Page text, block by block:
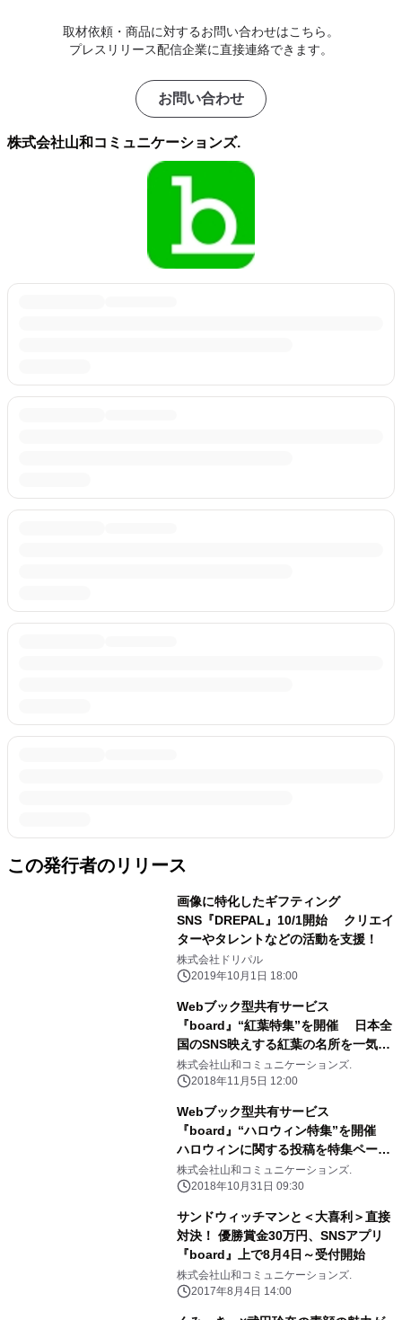
取材依頼・商品に対するお問い合わせはこちら。
プレスリリース配信企業に直接連絡できます。
お問い合わせ
株式会社山和コミュニケーションズ.
この発行者のリリース
画像に特化したギフティング
SNS『DREPAL』10/1開始 クリエイ
ターやタレントなどの活動を支援！
株式会社ドリパル
2019年10月1日 18:00
Webブック型共有サービス
『board』“紅葉特集”を開催 日本全
国のSNS映えする紅葉の名所を一気読
み！
株式会社山和コミュニケーションズ.
2018年11月5日 12:00
Webブック型共有サービス
『board』“ハロウィン特集”を開催
ハロウィンに関する投稿を特集ページ
にて紹介！
株式会社山和コミュニケーションズ.
2018年10月31日 09:30
サンドウィッチマンと＜大喜利＞直接
対決！ 優勝賞金30万円、SNSアプリ
『board』上で8月4日～受付開始
株式会社山和コミュニケーションズ.
2017年8月4日 14:00